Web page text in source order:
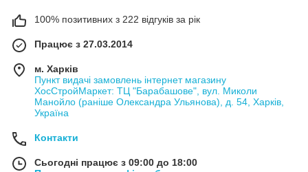
100% позитивних з 222 відгуків за рік
Працює з 27.03.2014
м. Харків
Пункт видачі замовлень інтернет магазину
ХосСтройМаркет: ТЦ "Барабашове", вул. Миколи
Манойло (раніше Олександра Ульянова), д. 54, Харків,
Україна
Контакти
Сьогодні працює з 09:00 до 18:00